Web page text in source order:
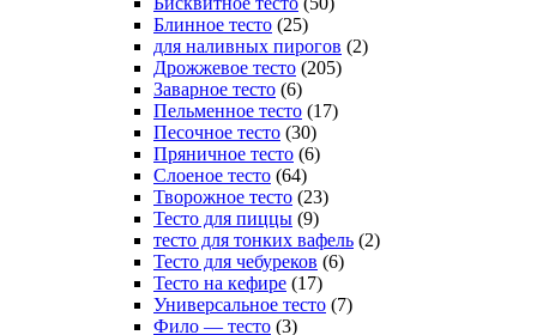
Блинное тесто (25)
для наливных пирогов (2)
Дрожжевое тесто (205)
Заварное тесто (6)
Пельменное тесто (17)
Песочное тесто (30)
Пряничное тесто (6)
Слоеное тесто (64)
Творожное тесто (23)
Тесто для пиццы (9)
тесто для тонких вафель (2)
Тесто для чебуреков (6)
Тесто на кефире (17)
Универсальное тесто (7)
Фило — тесто (3)